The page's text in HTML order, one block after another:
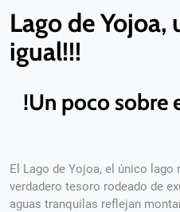
Lago de Yojoa,
igual!!!
!Un poco sobre
El Lago de Yojoa, el único lago
verdadero tesoro rodeado de
aguas tranquilas reflejan